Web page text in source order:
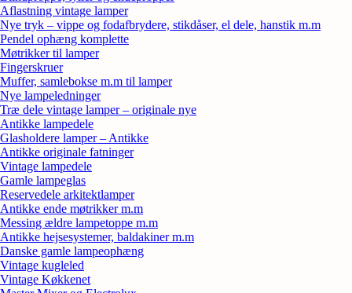
Aflastning vintage lamper
Nye tryk – vippe og fodafbrydere, stikdåser, el dele, hanstik m.m
Pendel ophæng komplette
Møtrikker til lamper
Fingerskruer
Muffer, samlebokse m.m til lamper
Nye lampeledninger
Træ dele vintage lamper – originale nye
Antikke lampedele
Glasholdere lamper – Antikke
Antikke originale fatninger
Vintage lampedele
Gamle lampeglas
Reservedele arkitektlamper
Antikke ende møtrikker m.m
Messing ældre lampetoppe m.m
Antikke hejsesystemer, baldakiner m.m
Danske gamle lampeophæng
Vintage kugleled
Vintage Køkkenet